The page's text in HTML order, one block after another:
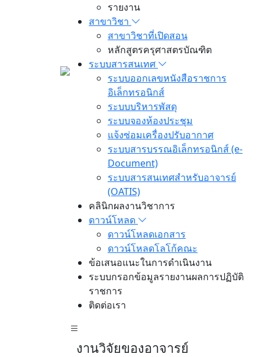
รายงาน
สาขาวิชา
สาขาวิชาที่เปิดสอน
หลักสูตรครุศาสตรบัณฑิต
ระบบสารสนเทศ
ระบบออกเลขหนังสือราชการ
อิเล็กทรอนิกส์
ระบบบริหารพัสดุ
ระบบจองห้องประชุม
แจ้งซ่อมเครื่องปรับอากาศ
ระบบสารบรรณอิเล็กทรอนิกส์ (e-
Document)
ระบบสารสนเทศสำหรับอาจารย์
(OATIS)
คลินิกผลงานวิชาการ
ดาวน์โหลด
ดาวน์โหลดเอกสาร
ดาวน์โหลดโลโก้คณะ
ข้อเสนอแนะในการดำเนินงาน
ระบบกรอกข้อมูลรายงานผลการปฏิบัติ
ราชการ
ติดต่อเรา
งานวิจัยของอาจารย์